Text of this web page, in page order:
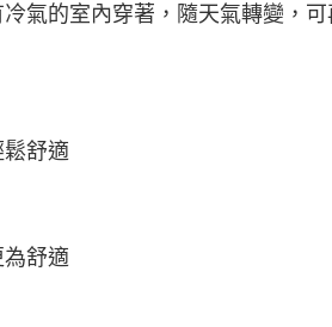
氣的室內穿著，隨天氣轉變，
舒適
舒適